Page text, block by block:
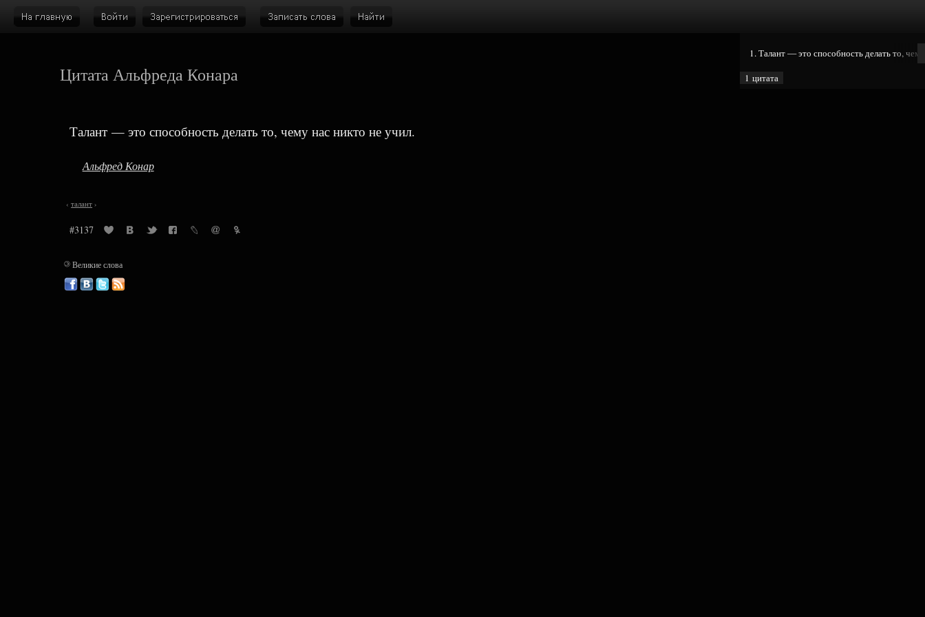
Цитата Альфреда Конара
Талант — это способность делать то, чему нас никто не учил.
Альфред Конар
‹ талант ›
#3137
1. Талант — это способность делать то,
1 цитата
©Великие слова